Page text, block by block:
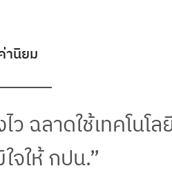
านิยม
ลาดใช้เทคโนโล
จให้ กปน.”